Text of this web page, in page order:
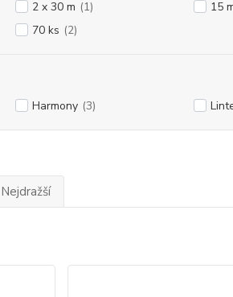
2 x 30 m (1) 15
70 ks (2)
Harmony (3)
Nejdražší